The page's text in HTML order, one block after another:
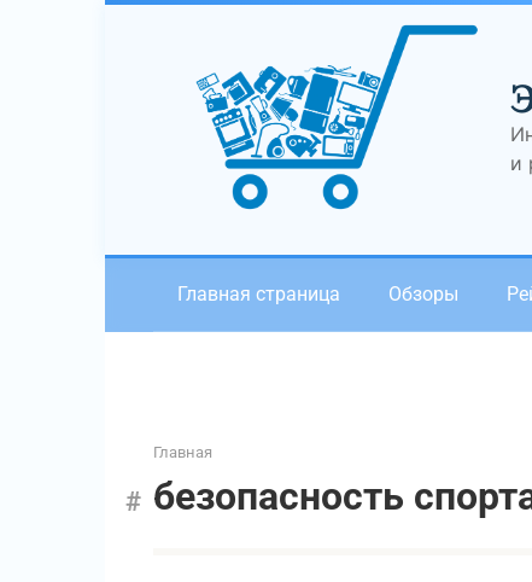
и
Главная страница Обзоры
Главная
безопасность